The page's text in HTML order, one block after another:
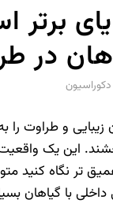
برتر
در
زیبایی و طراوت
این یک
تر نگاه کنید
با گیاهان